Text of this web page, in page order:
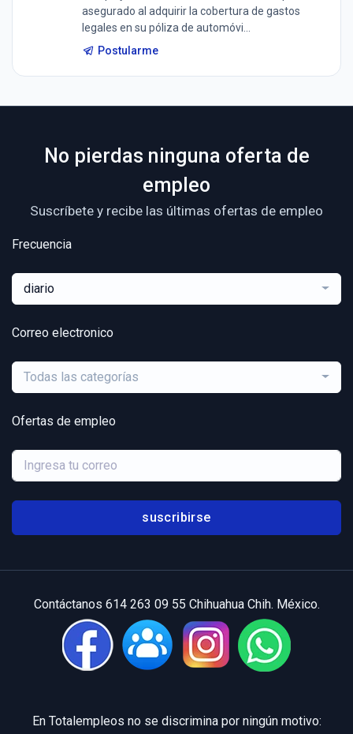
asegurado al adquirir la cobertura de gastos
legales en su póliza de automóvi...
Postularme
No pierdas ninguna oferta de
empleo
Suscríbete y recibe las últimas ofertas de empleo
Frecuencia
diario
Correo electronico
Todas las categorías
Ofertas de empleo
suscribirse
Contáctanos 614 263 09 55 Chihuahua Chih. México.
En Totalempleos no se discrimina por ningún motivo: